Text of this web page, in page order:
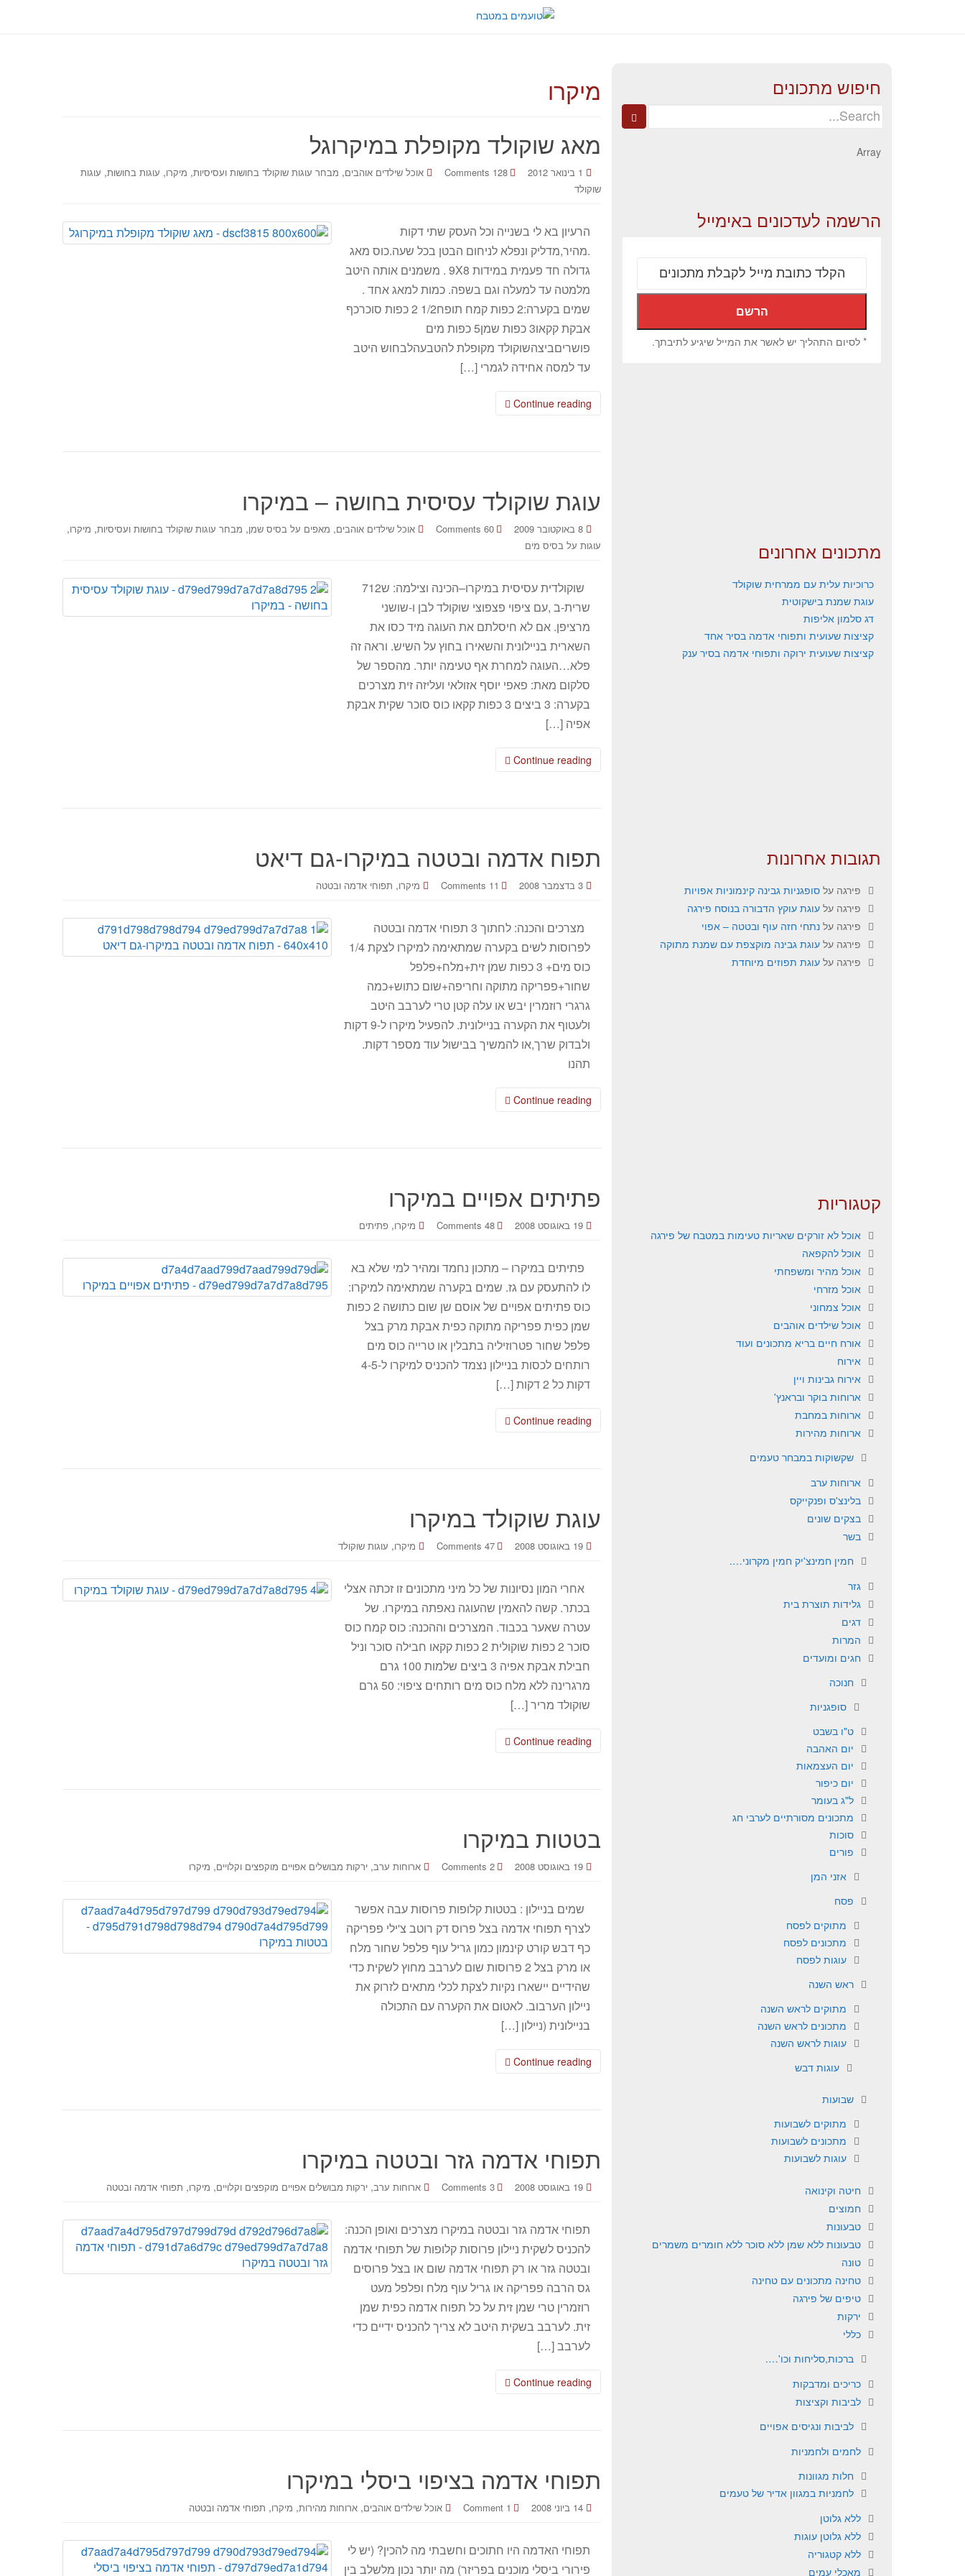
מיקרו
מאג שוקולד מקופלת במיקרוגל
1 בינואר 2012 128 Comments אוכל שילדים אוהבים, מבחר עוגות שוקולד בחושות ועסיסיות, מיקרו, עוגות בחושות, עוגות
שוקולד
הרעיון בא לי בשנייה וכל העסק שתי דקות
.מהיר,מדליק ונפלא לניחום הבטן בכל שעה.כוס מאג
גדולה חד פעמית במידות 9X8 . משמנים אותה היטב
מלמטה עד למעלה וגם בשפה. כמות למאג אחד .
שמים בקערה:2 כפות קמח תופח1/2 2 כפות סוכרכף
אבקת קקאו3 כפות שמן5 כפות מים
פושריםביצהשוקולד מקופלת להטבעהלבחוש היטב
עד למסה אחידה לגמרי […]
Continue reading
עוגת שוקולד עסיסית בחושה – במיקרו
8 באוקטובר 2009 60 Comments אוכל שילדים אוהבים, מאפים על בסיס שמן, מבחר עוגות שוקולד בחושות ועסיסיות, מיקרו,
עוגות על בסיס מים
שרית-ב ,עם ציפוי פצפוצי שוקולד לבן ו-שושני
מרציפן. אם לא חיסלתם את העוגה מיד כסו את
השארית בניילונית והשאירו בחוץ על השיש. וראה זה
פלא…העוגה למחרת אף טעימה יותר. מהספר של
סלקום מאת: פאפי יוסף אזולאי ועליזה זית מצרכים
בקערה: 3 ביצים 3 כפות קקאו כוס סוכר שקית אבקת
אפיה […]
Continue reading
תפוח אדמה ובטטה במיקרו-גם דיאט
3 בדצמבר 2008 11 Comments מיקרו, תפוחי אדמה ובטטה
מצרכים והכנה: לחתוך 3 תפוחי אדמה ובטטה
לפרוסות לשים בקערה שמתאימה למיקרו לצקת 1/4
כוס מים+ 3 כפות שמן זית+מלח+פלפל
שחור+פפריקה מתוקה וחריפה+שום כתוש+כמה
גרגרי רוזמרין יבש או עלה קטן טרי לערבב היטב
ולעטוף את הקערה בניילונית. להפעיל מיקרו ל-9 דקות
ולבדוק שרך,או להמשיך בבישול עוד מספר דקות.
תהנו
Continue reading
פתיתים אפויים במיקרו
19 באוגוסט 2008 48 Comments מיקרו, פתיתים
פתיתים במיקרו – מתכון נחמד ומהיר למי שלא בא
לו להתעסק עם גז. שמים בקערה שמתאימה למיקרו:
כוס פתיתים אפויים של אוסם שן שום כתושה 2 כפות
שמן כפית פפריקה מתוקה כפית אבקת מרק בצל
פלפל שחור פטרוזיליה בתבלין או טרייה כוס מים
רותחים לכסות בניילון נצמד להכניס למיקרו ל-4-5
דקות כל 2 דקות […]
Continue reading
עוגת שוקולד במיקרו
19 באוגוסט 2008 47 Comments מיקרו, עוגות שוקולד
אחרי המון נסיונות של כל מיני מתכונים זו זכתה אצלי
בכתר. קשה להאמין שהעוגה נאפתה במיקרו. של
עטרה שאער בכבוד. המצרכים וההכנה: כוס קמח כוס
סוכר 2 כפות שוקולית 2 כפות קקאו חבילה סוכר וניל
חבילת אבקת אפיה 3 ביצים שלמות 100 גרם
מרגרינה ללא מלח כוס מים רותחים ציפוי: 50 גרם
שוקולד מריר […]
Continue reading
בטטות במיקרו
19 באוגוסט 2008 2 Comments ארוחות ערב, ירקות מבושלים אפויים מוקפצים וקלויים, מיקרו
שמים בניילון : בטטות קלופות פרוסות עבה אפשר
לצרף תפוחי אדמה בצל פרוס דק רוטב צ'ילי פפריקה
כף דבש קורט קינמון כמון גריל עוף פלפל שחור מלח
או מרק בצל 2 פרוסות שום לערבב מחוץ לשקית כדי
שהידיים יישארו נקיות לצקת לכלי מתאים לזרוק את
ניילון הערבוב. לאטום את הקערה עם התכולה
בניילונית (ניילון […]
Continue reading
תפוחי אדמה גזר ובטטה במיקרו
19 באוגוסט 2008 3 Comments ארוחות ערב, ירקות מבושלים אפויים מוקפצים וקלויים, מיקרו, תפוחי אדמה ובטטה
תפוחי אדמה גזר ובטטה במיקרו מצרכים ואופן הכנה:
להכניס לשקית ניילון פרוסות קלופות של תפוחי אדמה
ובטטה גזר או רק תפוחי אדמה שום או בצל פרוסים
גס הרבה פפריקה או גריל עוף מלח ופלפל מעט
רוזמרין טרי שמן זית על כל תפוח אדמה כפית שמן
זית. לערבב בשקית היטב לא צריך להכניס ידיים כדי
לערבב […]
Continue reading
תפוחי אדמה בציפוי ביסלי במיקרו
14 ביוני 2008 1 Comment אוכל שילדים אוהבים, ארוחות מהירות, מיקרו, תפוחי אדמה ובטטה
תפוחי האדמה היו חתוכים וחשבתי מה להכין? (יש לי
פירורי ביסלי מוכנים בפריזר) מה יותר נכון מלשלב בין
חיפוש מתכונים
Search
Array
הרשמה לעדכונים באימייל
* לסיום התהליך יש לאשר את המייל שיגיע לתיבתך.
מתכונים אחרונים
כרוכיות עלית עם ממרחית שוקולד
עוגת שמנת בישקוטית
דג סלמון אליפות
קציצות שעועית ותפוחי אדמה בסיר אחד
קציצות שעועית ירוקה ותפוחי אדמה בסיר ענק
תגובות אחרונות
פירגה על סופגניות גבינה קינמוניות אפויות
פירגה על עוגת עוקץ הדבורה בנוסח פירגה
פירגה על נתחי חזה עוף ובטטה – אפוי
פירגה על עוגת גבינה מוקצפת עם שמנת מתוקה
פירגה על עוגת תפוזים מיוחדת
קטגוריות
אוכל לא זורקים שאריות טעימות במטבח של פירגה
אוכל להקפאה
אוכל מהיר ומשפחתי
אוכל מזרחי
אוכל צמחוני
אוכל שילדים אוהבים
אורח חיים בריא מתכונים ועוד
אירוח
אירוח גבינות ויין
ארוחות בוקר ובראנץ'
ארוחות במחבת
ארוחות מהירות
שקשוקות במבחר טעמים
ארוחות ערב
בלינצ'ס ופנקייקס
בצקים שונים
בשר
חמין חמינצ'יק חמין מקרוני….
גזר
גלידות תוצרת בית
דגים
המרות
חגים ומועדים
חנוכה
סופגניות
ט"ו בשבט
יום האהבה
יום העצמאות
יום כיפור
ל"ג בעומר
מתכונים מסורתיים לערבי חג
סוכות
פורים
אזני המן
פסח
מתוקים לפסח
מתכונים לפסח
עוגות לפסח
ראש השנה
מתוקים לראש השנה
מתכונים לראש השנה
עוגות לראש השנה
עוגות דבש
שבועות
מתוקים לשבועות
מתכונים לשבועות
עוגות לשבועות
חיטה וקינואה
חמוצים
טבעונות
טבעונות ללא שמן ללא סוכר ללא חומרים משמרים
טונה
טחינה מתכונים עם טחינה
טיפים של פירגה
ירקות
כללי
ברכות,סליחות וכו'….
כריכים ומדבקות
לביבות וקציצות
לביבות ונגיסים אפויים
לחמים ולחמניות
חלות מגוונות
לחמניות במגוון אדיר של טעמים
ללא גלוטן
ללא גלוטן עוגות
ללא קטגוריה
מאכלי עמים